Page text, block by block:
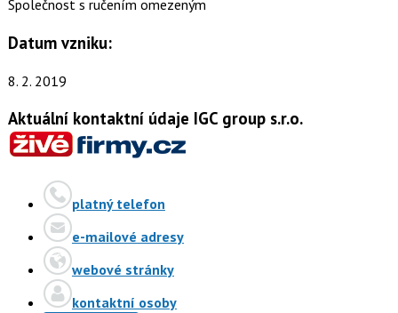
Společnost s ručením omezeným
Datum vzniku:
8. 2. 2019
Aktuální kontaktní údaje IGC group s.r.o.
platný telefon
e-mailové adresy
webové stránky
kontaktní osoby